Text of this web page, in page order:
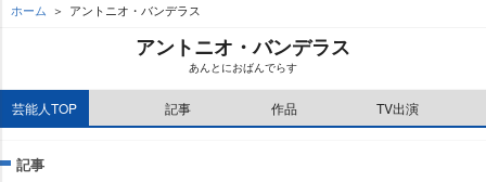
ホーム アントニオ・バンデラス
アントニオ・バンデラス
あんとにおばんでらす
芸能人TOP 記事 作品 TV出演
記事